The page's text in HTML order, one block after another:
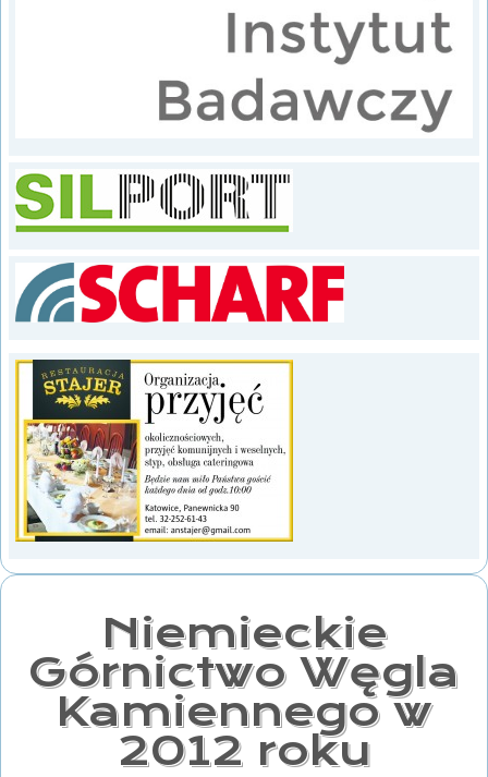
Niemieckie
Górnictwo Węgla
Kamiennego w
2012 roku